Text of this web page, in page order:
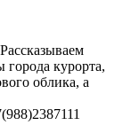
города курорта,
облика, а